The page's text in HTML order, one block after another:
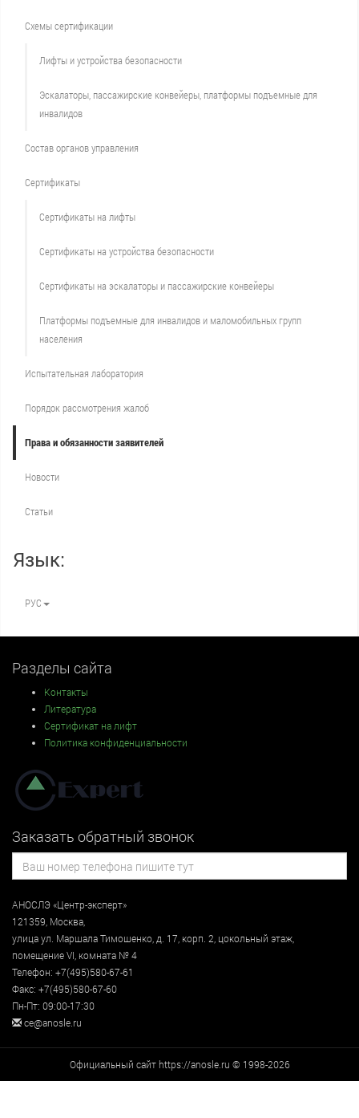
Схемы сертификации
Лифты и устройства безопасности
Эскалаторы, пассажирские конвейеры, платформы подъемные для
инвалидов
Состав органов управления
Сертификаты
Сертификаты на лифты
Сертификаты на устройства безопасности
Сертификаты на эскалаторы и пассажирские конвейеры
Платформы подъемные для инвалидов и маломобильных групп
населения
Испытательная лаборатория
Порядок рассмотрения жалоб
Права и обязанности заявителей
Новости
Статьи
Язык:
РУС
Разделы сайта
Контакты
Литература
Сертификат на лифт
Политика конфиденциальности
Заказать обратный звонок
АНОСЛЭ «Центр-эксперт»
121359 Москва
улицаул. Маршала Тимошенко, д. 17, корп. 2, цокольный этаж
помещение VI, комната № 4
Телефон: +7(495)580-67-61
Факс: +7(495)580-67-60
Пн-Пт: 09:00-17:30
ce@anosle.ru
Официальный сайт https://anosle.ru © 1998-2026